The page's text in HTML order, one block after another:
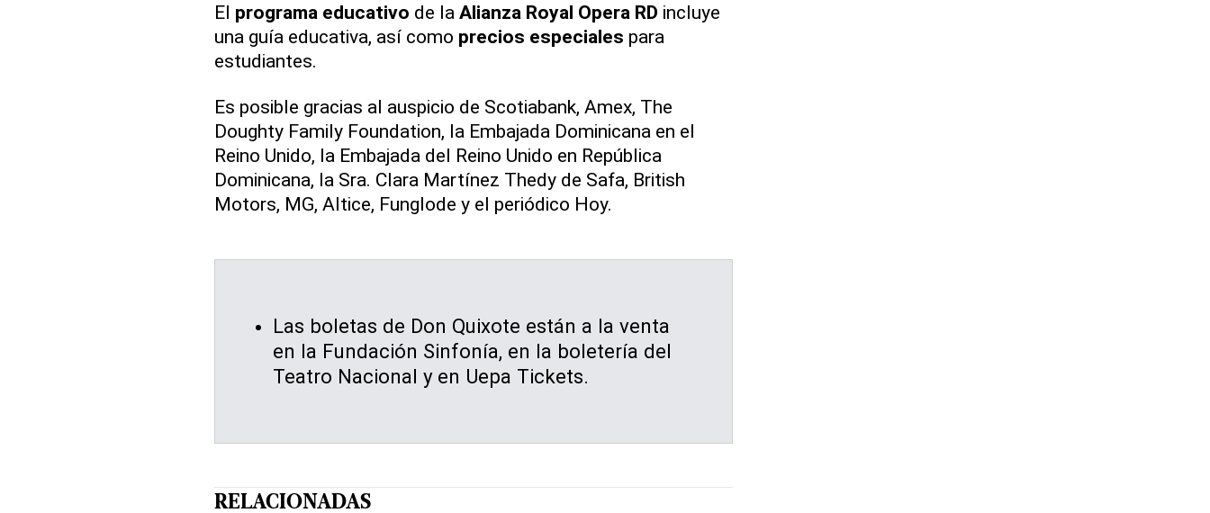
El programa educativo de la Alianza Royal Opera RD incluye
una guía educativa, así como precios especiales para
estudiantes.
Es posible gracias al auspicio de Scotiabank, Amex, The
Doughty Family Foundation, la Embajada Dominicana en el
Reino Unido, la Embajada del Reino Unido en República
Dominicana, la Sra. Clara Martínez Thedy de Safa, British
Motors, MG, Altice, Funglode y el periódico Hoy.
Las boletas de Don Quixote están a la venta
en la Fundación Sinfonía, en la boletería del
Teatro Nacional y en Uepa Tickets.
RELACIONADAS